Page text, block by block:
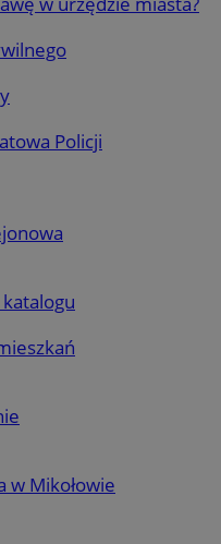
Policji
w Mikołowie